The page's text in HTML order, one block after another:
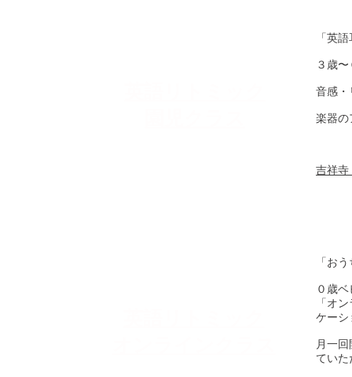
「英
３歳
音感・
楽器の
吉祥
「お
０歳
「オ
ケーシ
月一
てい